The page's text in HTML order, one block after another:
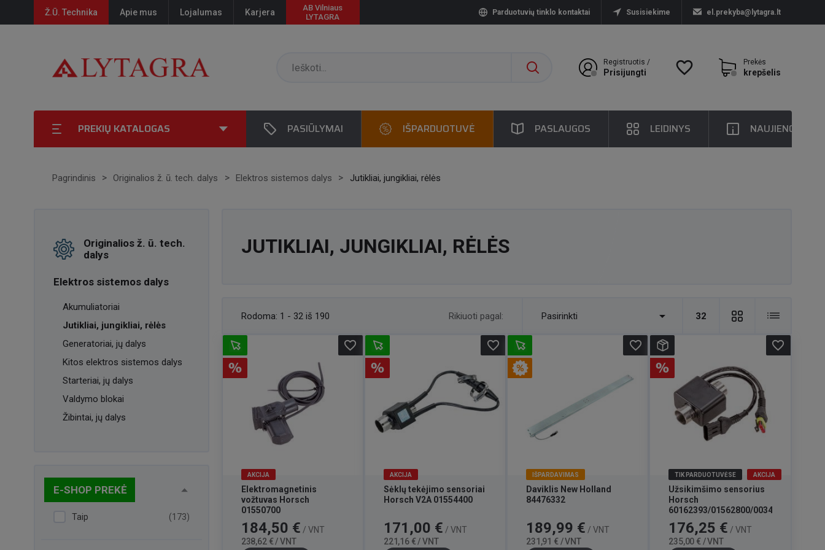
Ž.Ū. Technika Apie mus Lojalumas Karjera
AB Vilniaus
LYTAGRA
Parduotuvių tinklo kontaktai Susisiekime el.prekyba@lytagra.lt
Prekės
krepšelis
favorite_border
Registruotis /
Prisijungti
PREKIŲ KATALOGAS PASIŪLYMAI IŠPARDUOTUVĖ PASLAUGOS LEIDINYS NAUJIENOS
Pagrindinis Originalios ž. ū. tech. dalys Elektros sistemos dalys Jutikliai, jungikliai, rėlės
Originalios ž. ū. tech.
dalys
Elektros sistemos dalys
Akumuliatoriai
Jutikliai, jungikliai, rėlės
Generatoriai, jų dalys
Kitos elektros sistemos dalys
Starteriai, jų dalys
Valdymo blokai
Žibintai, jų dalys
E-SHOP PREKĖ
Taip (173)
JUTIKLIAI, JUNGIKLIAI, RĖLĖS
Rodoma: 1 - 32 iš 190 32
Rikiuoti pagal: Pasirinkti 
AKCIJA
Elektromagnetinis
vožtuvas Horsch
01550700
Kaina
184,50 € / VNT
238,62 € / VNT
favorite_border
AKCIJA
Sėklų tekėjimo sensoriai
Horsch V2A 01554400
Kaina
171,00 € / VNT
221,16 € / VNT
favorite_border
IŠPARDAVIMAS
Daviklis New Holland
84476332
Kaina
189,99 € / VNT
231,91 € / VNT
favorite_border
TIK PARDUOTUVĖSE AKCIJA
Užsikimšimo sensorius
Horsch
60162393/01562800/00346124
Kaina
176,25 € / VNT
235,00 € / VNT
favorite_border